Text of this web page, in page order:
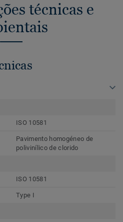
técnicas e
ISO 10581
Pavimento homogéneo de
polivinílico de clorido
ISO 10581
Type I